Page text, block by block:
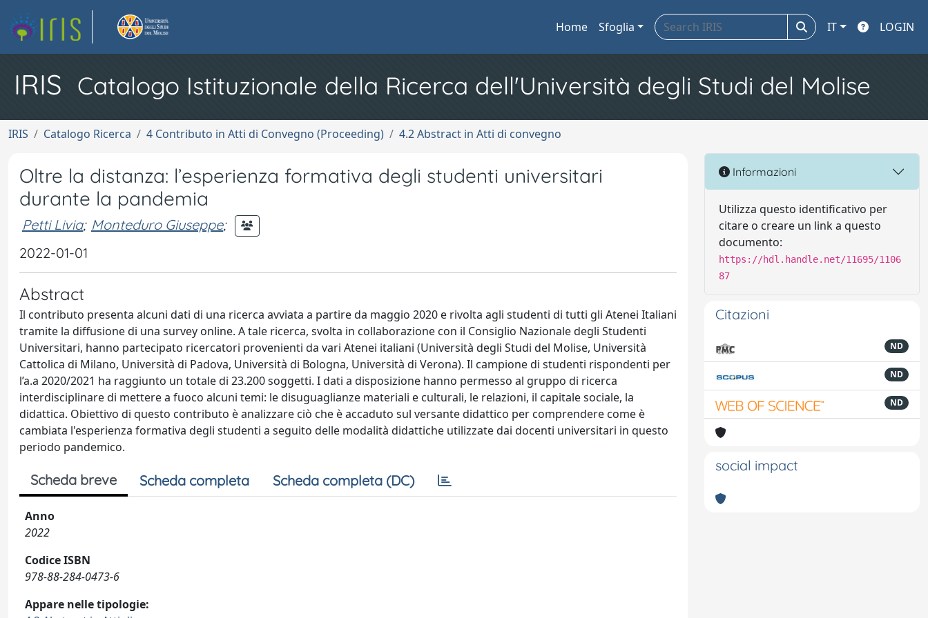
Home Sfoglia IT LOGIN
IRIS Catalogo Istituzionale della Ricerca dell'Università degli Studi del Molise
IRIS Catalogo Ricerca 4 Contributo in Atti di Convegno (Proceeding) 4.2 Abstract in Atti di convegno
Oltre la distanza: l’esperienza formativa degli studenti universitari
durante la pandemia
Petti Livia; Monteduro Giuseppe;
2022-01-01
Abstract
Il contributo presenta alcuni dati di una ricerca avviata a partire da maggio 2020 e rivolta agli studenti di tutti gli Atenei Italiani
tramite la diffusione di una survey online. A tale ricerca, svolta in collaborazione con il Consiglio Nazionale degli Studenti
Universitari, hanno partecipato ricercatori provenienti da vari Atenei italiani (Università degli Studi del Molise, Università
Cattolica di Milano, Università di Padova, Università di Bologna, Università di Verona). Il campione di studenti rispondenti per
l’a.a 2020/2021 ha raggiunto un totale di 23.200 soggetti. I dati a disposizione hanno permesso al gruppo di ricerca
interdisciplinare di mettere a fuoco alcuni temi: le disuguaglianze materiali e culturali, le relazioni, il capitale sociale, la
didattica. Obiettivo di questo contributo è analizzare ciò che è accaduto sul versante didattico per comprendere come è
cambiata l'esperienza formativa degli studenti a seguito delle modalità didattiche utilizzate dai docenti universitari in questo
periodo pandemico.
Scheda breve Scheda completa Scheda completa (DC)
Anno
2022
Codice ISBN
978-88-284-0473-6
Appare nelle tipologie:
Informazioni
Utilizza questo identificativo per
citare o creare un link a questo
documento:
https://hdl.handle.net/11695/1106
87
Citazioni
ND
ND
ND
social impact